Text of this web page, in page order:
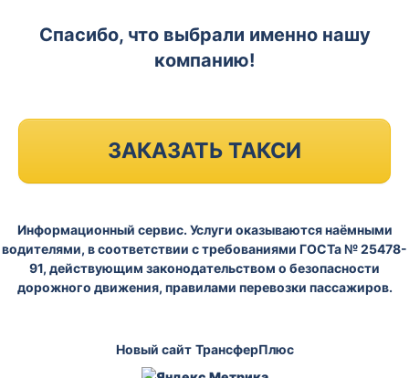
Спасибо, что выбрали именно нашу
компанию!
ЗАКАЗАТЬ ТАКСИ
Информационный сервис. Услуги оказываются наёмными
водителями, в соответствии с требованиями ГОСТа № 25478-
91, действующим законодательством о безопасности
дорожного движения, правилами перевозки пассажиров.
Новый сайт ТрансферПлюс